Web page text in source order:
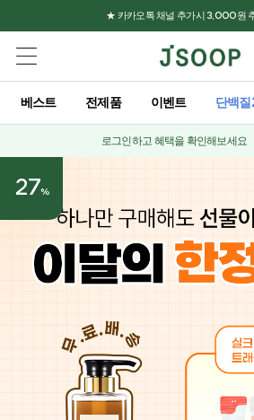
★ 카카오톡 채널 추가시 3,000원
베스트 전제품 이벤트 단백
로그인하고 혜택을 확인해보세요
27%